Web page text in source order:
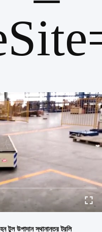
টুল উপাদান স্থানান্তর ট্রলি